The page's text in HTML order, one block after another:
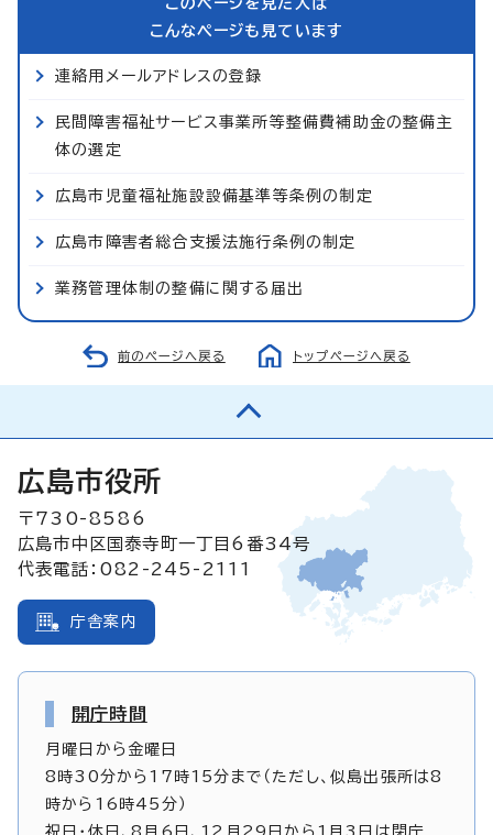
こんなページも見ています
連絡用メールアドレスの登録
民間障害福祉サービス事業所等整備費補助金の整備主
体の選定
広島市児童福祉施設設備基準等条例の制定
広島市障害者総合支援法施行条例の制定
業務管理体制の整備に関する届出
前のページへ戻る トップページへ戻る
広島市役所
〒730-8586
広島市中区国泰寺町一丁目6番34号
代表電話：082-245-2111
庁舎案内
開庁時間
月曜日から金曜日
8時30分から17時15分まで（ただし、似島出張所は8
時から16時45分）
祝日・休日、8月6日、12月29日から1月3日は閉庁